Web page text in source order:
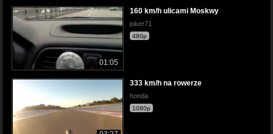
01:05
160 km/h ulicami Moskwy
joker71
480p
333 km/h na rowerze
honda
1080p